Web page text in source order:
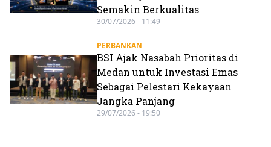
Semakin Berkualitas
30/07/2026 - 11:49
PERBANKAN
BSI Ajak Nasabah Prioritas di
Medan untuk Investasi Emas
Sebagai Pelestari Kekayaan
Jangka Panjang
29/07/2026 - 19:50